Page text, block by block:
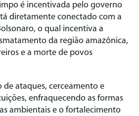
é incentivada pelo governo
diretamente conectado com a
o qual incentiva a
da região amazônica,
e a morte de povos
ataques, cerceamento e
enfraquecendo as formas
ambientais e o fortalecimento